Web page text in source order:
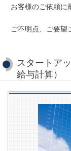
お客様のご依頼に
ご不明点、ご要望
スタートア
給与計算）